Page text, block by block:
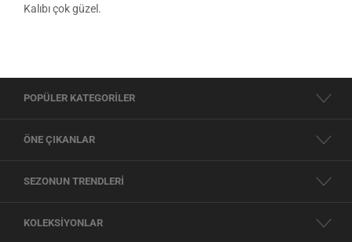
Kalıbı çok güzel.
POPÜLER KATEGORİLER
ÖNE ÇIKANLAR
SEZONUN TRENDLERİ
KOLEKSİYONLAR